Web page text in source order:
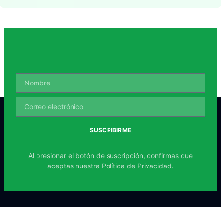
SUSCRIBIRME
Al presionar el botón de suscripción, confirmas que
aceptas nuestra Política de Privacidad.